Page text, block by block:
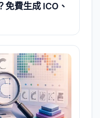
費生成 ICO、